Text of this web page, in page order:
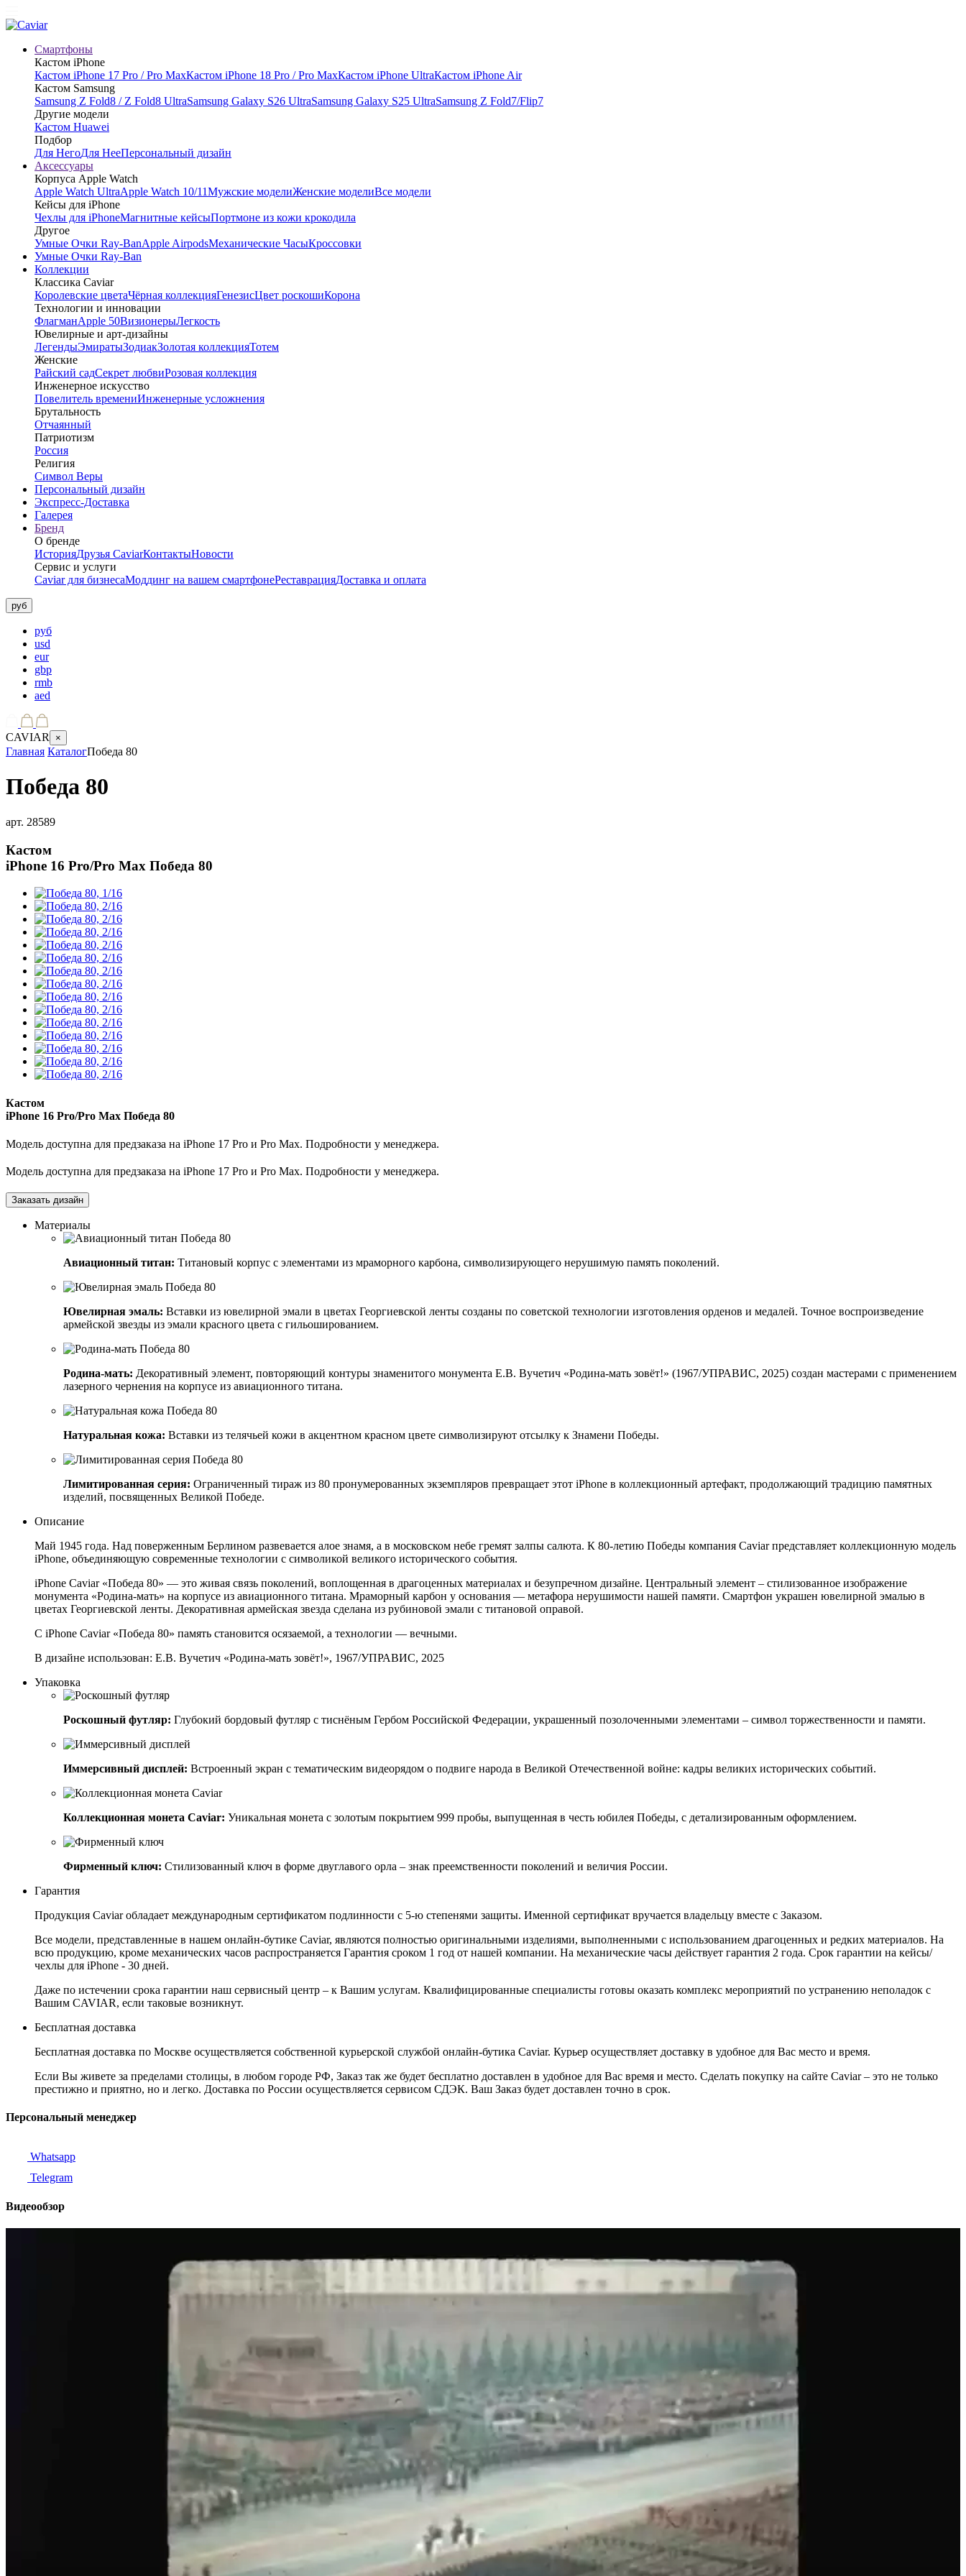
Смартфоны
Кастом iPhone
Кастом iPhone 17 Pro / Pro MaxКастом iPhone 18 Pro / Pro MaxКастом iPhone UltraКастом iPhone Air
Кастом Samsung
Samsung Z Fold8 / Z Fold8 UltraSamsung Galaxy S26 UltraSamsung Galaxy S25 UltraSamsung Z Fold7/Flip7
Другие модели
Кастом Huawei
Подбор
Для НегоДля НееПерсональный дизайн
Аксессуары
Корпуса Apple Watch
Apple Watch UltraApple Watch 10/11Мужские моделиЖенские моделиВсе модели
Кейсы для iPhone
Чехлы для iPhoneМагнитные кейсыПортмоне из кожи крокодила
Другое
Умные Очки Ray-BanApple AirpodsМеханические ЧасыКроссовки
Умные Очки Ray-Ban
Коллекции
Классика Caviar
Королевские цветаЧёрная коллекцияГенезисЦвет роскошиКорона
Технологии и инновации
ФлагманApple 50ВизионерыЛегкость
Ювелирные и арт-дизайны
ЛегендыЭмиратыЗодиакЗолотая коллекцияТотем
Женские
Райский садСекрет любвиРозовая коллекция
Инженерное искусство
Повелитель времениИнженерные усложнения
Брутальность
Отчаянный
Патриотизм
Россия
Религия
Символ Веры
Персональный дизайн
Экспресс-Доставка
Галерея
Бренд
О бренде
ИсторияДрузья CaviarКонтактыНовости
Сервис и услуги
Caviar для бизнесаМоддинг на вашем смартфонеРеставрацияДоставка и оплата
руб
руб
usd
eur
gbp
rmb
aed
CAVIAR ×
Главная КаталогПобеда 80
Победа 80
арт. 28589
Кастом
iPhone 16 Pro/Pro Max Победа 80
Кастом
iPhone 16 Pro/Pro Max Победа 80
Модель доступна для предзаказа на iPhone 17 Pro и Pro Max. Подробности у менеджера.
Модель доступна для предзаказа на iPhone 17 Pro и Pro Max. Подробности у менеджера.
Заказать дизайн
Материалы
Авиационный титан: Титановый корпус с элементами из мраморного карбона, символизирующего нерушимую память поколений.
Ювелирная эмаль: Вставки из ювелирной эмали в цветах Георгиевской ленты созданы по советской технологии изготовления орденов и медалей. Точное воспроизведение
армейской звезды из эмали красного цвета с гильошированием.
Родина-мать: Декоративный элемент, повторяющий контуры знаменитого монумента Е.В. Вучетич «Родина-мать зовёт!» (1967/УПРАВИС, 2025) создан мастерами с применением
лазерного чернения на корпусе из авиационного титана.
Натуральная кожа: Вставки из телячьей кожи в акцентном красном цвете символизируют отсылку к Знамени Победы.
Лимитированная серия: Ограниченный тираж из 80 пронумерованных экземпляров превращает этот iPhone в коллекционный артефакт, продолжающий традицию памятных
изделий, посвященных Великой Победе.
Описание
Май 1945 года. Над поверженным Берлином развевается алое знамя, а в московском небе гремят залпы салюта. К 80-летию Победы компания Caviar представляет коллекционную модель
iPhone, объединяющую современные технологии с символикой великого исторического события.
iPhone Caviar «Победа 80» — это живая связь поколений, воплощенная в драгоценных материалах и безупречном дизайне. Центральный элемент – стилизованное изображение
монумента «Родина-мать» на корпусе из авиационного титана. Мраморный карбон у основания — метафора нерушимости нашей памяти. Смартфон украшен ювелирной эмалью в
цветах Георгиевской ленты. Декоративная армейская звезда сделана из рубиновой эмали с титановой оправой.
С iPhone Caviar «Победа 80» память становится осязаемой, а технологии — вечными.
В дизайне использован: Е.В. Вучетич «Родина-мать зовёт!», 1967/УПРАВИС, 2025
Упаковка
Роскошный футляр: Глубокий бордовый футляр с тиснёным Гербом Российской Федерации, украшенный позолоченными элементами – символ торжественности и памяти.
Иммерсивный дисплей: Встроенный экран с тематическим видеорядом о подвиге народа в Великой Отечественной войне: кадры великих исторических событий.
Коллекционная монета Caviar: Уникальная монета с золотым покрытием 999 пробы, выпущенная в честь юбилея Победы, с детализированным оформлением.
Фирменный ключ: Стилизованный ключ в форме двуглавого орла – знак преемственности поколений и величия России.
Гарантия
Продукция Caviar обладает международным сертификатом подлинности с 5-ю степенями защиты. Именной сертификат вручается владельцу вместе с Заказом.
Все модели, представленные в нашем онлайн-бутике Caviar, являются полностью оригинальными изделиями, выполненными с использованием драгоценных и редких материалов. На
всю продукцию, кроме механических часов распространяется Гарантия сроком 1 год от нашей компании. На механические часы действует гарантия 2 года. Срок гарантии на кейсы/
чехлы для iPhone - 30 дней.
Даже по истечении срока гарантии наш сервисный центр – к Вашим услугам. Квалифицированные специалисты готовы оказать комплекс мероприятий по устранению неполадок с
Вашим CAVIAR, если таковые возникнут.
Бесплатная доставка
Бесплатная доставка по Москве осуществляется собственной курьерской службой онлайн-бутика Caviar. Курьер осуществляет доставку в удобное для Вас место и время.
Если Вы живете за пределами столицы, в любом городе РФ, Заказ так же будет бесплатно доставлен в удобное для Вас время и место. Сделать покупку на сайте Caviar – это не только
престижно и приятно, но и легко. Доставка по России осуществляется сервисом СДЭК. Ваш Заказ будет доставлен точно в срок.
Персональный менеджер
Whatsapp
Telegram
Видеообзор